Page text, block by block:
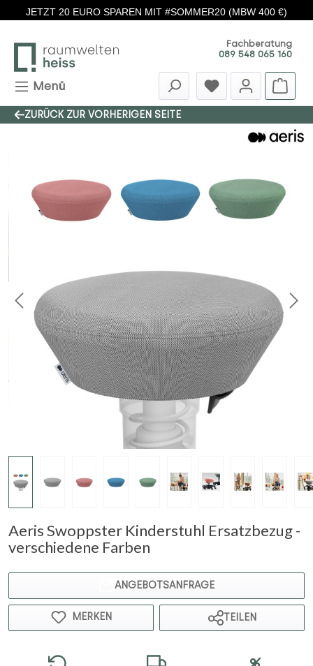
Zum Hauptinhalt springen
JETZT 20 EURO SPAREN MIT #SOMMER20 (MBW 400 €)
Fachberatung
089 548 065 160
Menü
ZURÜCK ZUR VORHERIGEN SEITE
Aeris Swoppster Kinderstuhl Ersatzbezug -
verschiedene Farben
ANGEBOTSANFRAGE
MERKEN TEILEN